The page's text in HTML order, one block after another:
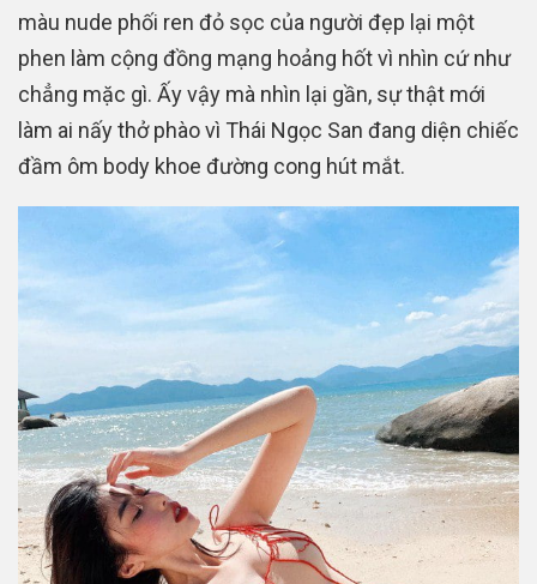
màu nude phối ren đỏ sọc của người đẹp lại một
phen làm cộng đồng mạng hoảng hốt vì nhìn cứ như
chẳng mặc gì. Ấy vậy mà nhìn lại gần, sự thật mới
làm ai nấy thở phào vì Thái Ngọc San đang diện chiếc
đầm ôm body khoe đường cong hút mắt.